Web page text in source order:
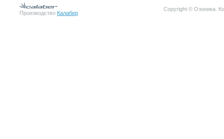
Производство Калабер
Copyright © Озоника.